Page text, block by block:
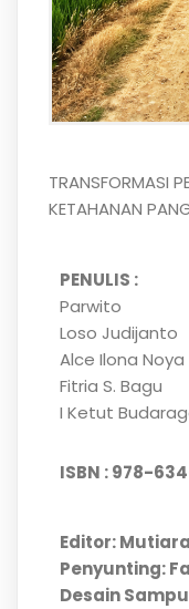
TRANSFORMASI
KETAHANAN
PENULIS :
Parwito
Loso Judijanto
Alce Ilona Noya
Fitria S. Bagu
I Ketut
ISBN : 978-
Editor:
Penyunting:
Desain